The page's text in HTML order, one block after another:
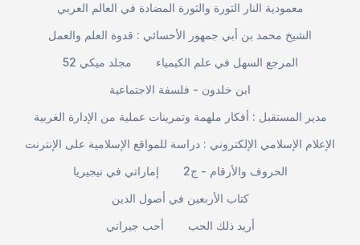
معمودية النار الثورة والثورة المضادة في العالم العربي
الشيخ محمد بن أبي جمهور الأحسائي : قدوة العلم والعمل
مجلد ميكي 52
المرجع السهل في علم الكيمياء
ابن خلدون - فلسفة الاجتماعية
مدير المستقبل : أفكار ملهمة وتمرينات عملية من الإدارة الغربية
الإعلام الإسلامي الإلكتروني : دراسة للمواقع الإسلامية على الإنترنت
إماراتي في نيجيريا
الحروف والأرقام - ج2
كتاب الأربعين في أصول الدين
أحب جيراني
أريد ذلك الحب